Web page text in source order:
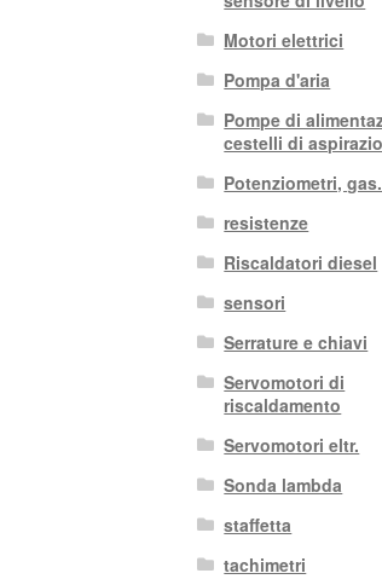
Motori elettrici
Pompa d'aria
Pompe di
cestelli di
Potenziometri,
resistenze
Riscaldatori diesel
sensori
Serrature e chiavi
Servomotori di
riscaldamento
Servomotori eltr.
Sonda lambda
staffetta
tachimetri